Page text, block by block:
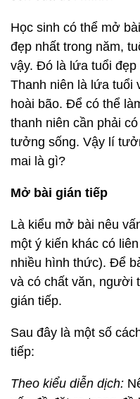
Học sinh có thể mở
đẹp nhất trong năm,
vậy. Đó là lứa tuổi
Thanh niên là lứa
hoài bão. Để có thể
thanh niên cần phải
tưởng sống. Vậy lí
mai là gì?
Mở bài gián tiếp
Là kiểu mở bài nêu
một ý kiến khác có
nhiều hình thức). Để
và có chất văn, người
gián tiếp.
Sau đây là một số
tiếp:
Theo kiểu diễn dịch: